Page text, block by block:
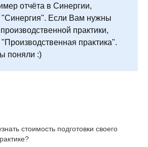
отчёта в Синергии,
"Синергия". Если Вам нужны
практики,
практика".
поняли :)
стоимость подготовки своего